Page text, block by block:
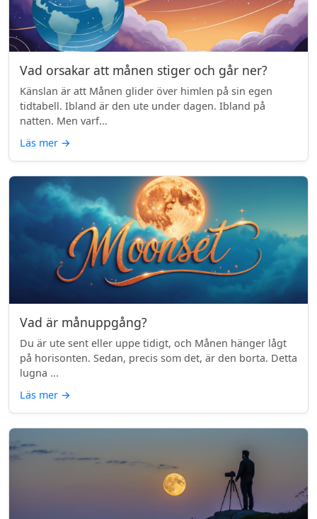
Vad orsakar att månen stiger och går ner?
Känslan är att Månen glider över himlen på sin egen
tidtabell. Ibland är den ute under dagen. Ibland på
natten. Men varf...
Läs mer →
Vad är månuppgång?
Du är ute sent eller uppe tidigt, och Månen hänger lågt
på horisonten. Sedan, precis som det, är den borta. Detta
lugna ...
Läs mer →